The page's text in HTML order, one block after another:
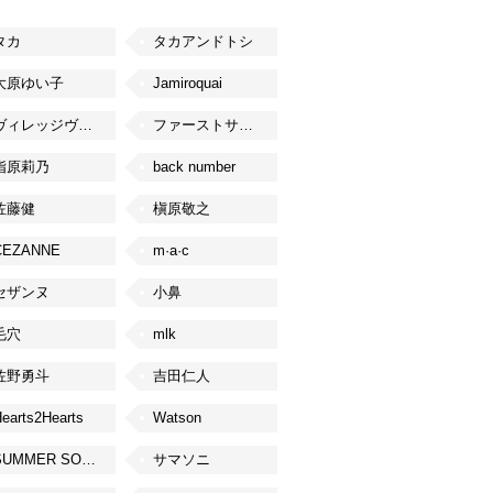
カ タカアンドトシ
原ゆい子 Jamiroquai
ヴィレッジヴァンガード ファーストサマーウイカ
原莉乃 back number
藤健 槇原敬之
m·a·c
ザンヌ 小鼻
穴 mlk
野勇斗 吉田仁人
Watson
SUMMER SONIC サマソニ